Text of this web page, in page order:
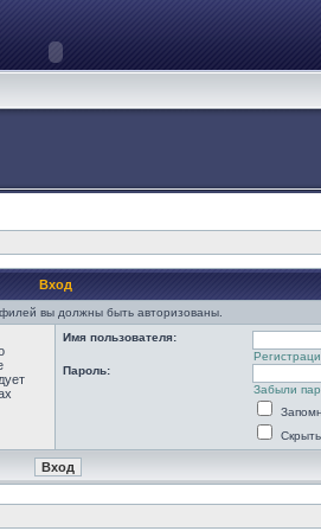
Вход
вы должны быть авторизованы.
Имя пользователя:
Пароль:
Забыли